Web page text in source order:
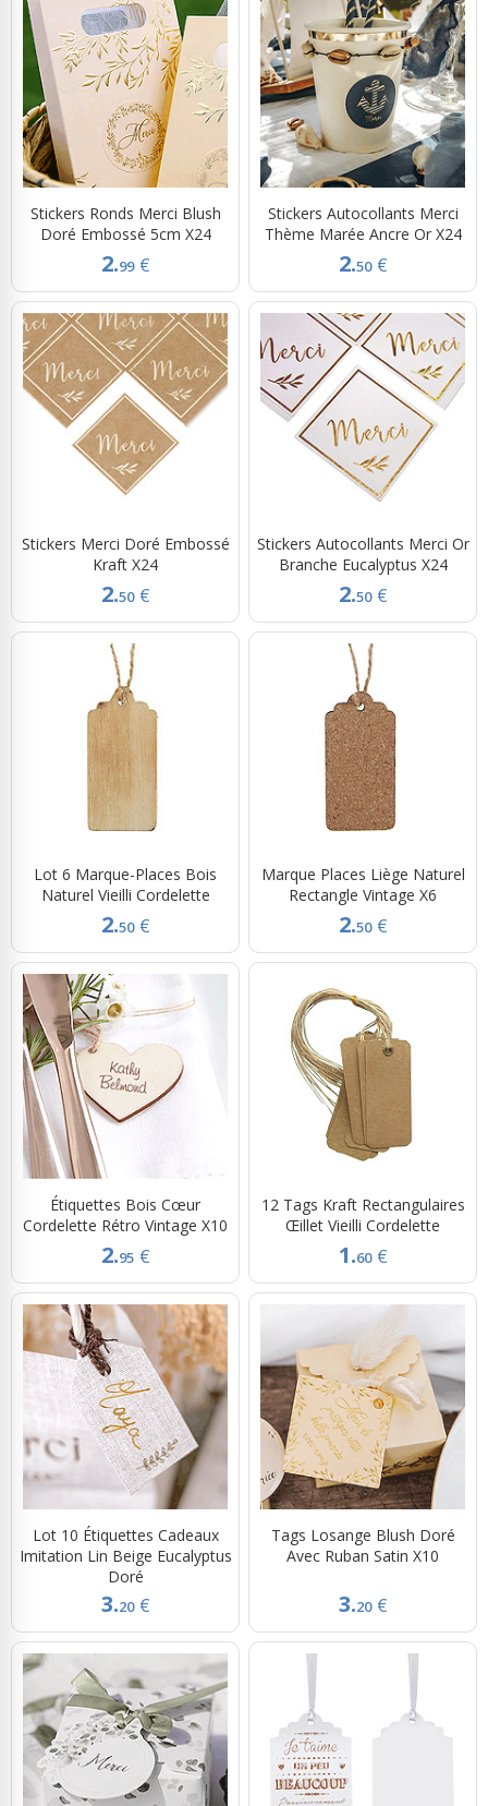
Stickers Ronds Merci Blush
Doré Embossé 5cm X24
2.99 €
Stickers Autocollants Merci
Thème Marée Ancre Or X24
2.50 €
Stickers Merci Doré Embossé
Kraft X24
2.50 €
Stickers Autocollants Merci Or
Branche Eucalyptus X24
2.50 €
Lot 6 Marque-Places Bois
Naturel Vieilli Cordelette
2.50 €
Marque Places Liège Naturel
Rectangle Vintage X6
2.50 €
Étiquettes Bois Cœur
Cordelette Rétro Vintage X10
2.95 €
12 Tags Kraft Rectangulaires
Œillet Vieilli Cordelette
1.60 €
Lot 10 Étiquettes Cadeaux
Imitation Lin Beige Eucalyptus
Doré
3.20 €
Tags Losange Blush Doré
Avec Ruban Satin X10
3.20 €